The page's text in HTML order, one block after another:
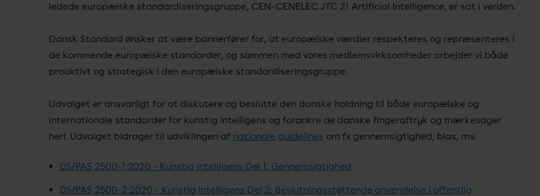
ledede europæiske standardiseringsgruppe, CEN-CENELEC JTC 21 Artificial Intelligence, er sat i verden.
Dansk Standard ønsker at være bannerfører for, at europæiske værdier respekteres og repræsenteres i
de kommende europæiske standarder, og sammen med vores medlemsvirksomheder arbejder vi både
proaktivt og strategisk i den europæiske standardiseringsgruppe.
Udvalget er ansvarligt for at diskutere og beslutte den danske holdning til både europæiske og
internationale standarder for kunstig intelligens og forankre de danske fingeraftryk og mærkesager
heri. Udvalget bidrager til udviklingen af nationale guidelines om fx gennemsigtighed, bias, mv.
DS/PAS 2500-1:2020 - Kunstig intelligens Del 1: Gennemsigtighed
DS/PAS 2500-2:2020 - Kunstig intelligens Del 2: Beslutningsstøttende anvendelse i offentlig